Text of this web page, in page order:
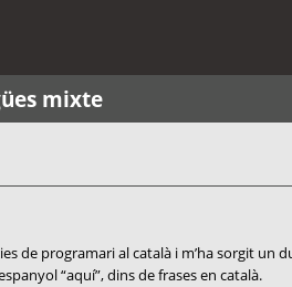
mixte
de programari al català i m’ha sorgit un
“aquí”, dins de frases en català.